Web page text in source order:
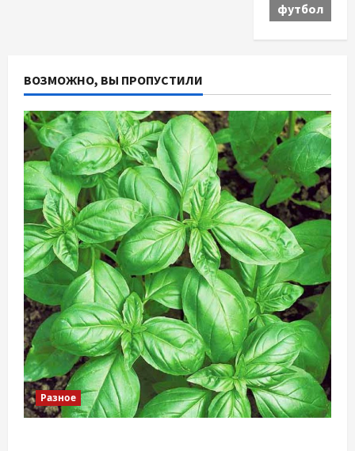
футбол
ВОЗМОЖНО, ВЫ ПРОПУСТИЛИ
Разное